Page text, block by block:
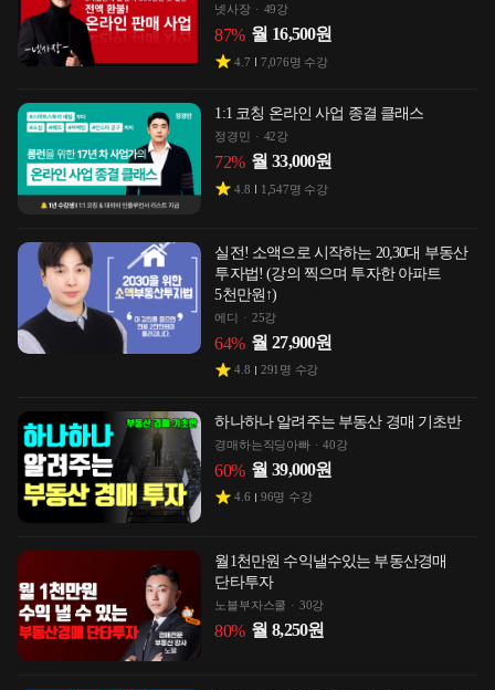
넷사장 49강
87% 월 16,500원
4.7 7,076명 수강
1:1 코칭 온라인 사업 종결 클래스
정경민 42강
72% 월 33,000원
4.8 1,547명 수강
실전! 소액으로 시작하는 20,30대 부동산
투자법! (강의 찍으며 투자한 아파트
5천만원↑)
에디 25강
64% 월 27,900원
4.8 291 명 수강
하나하나 알려주는 부동산 경매 기초반
경매하는직딩아빠 40강
60% 월 39,000원
4.6 96명 수강
월1천만원 수익낼수있는 부동산경매
단타투자
노블부자스쿨 30강
80% 월 8,250원